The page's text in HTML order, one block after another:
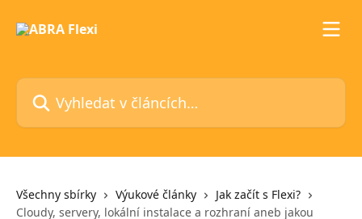
Vyhledat v článcích…
Všechny sbírky Výukové články
Jak začít s Flexi?
Cloudy, servery, lokální instalace a rozhraní aneb jakou